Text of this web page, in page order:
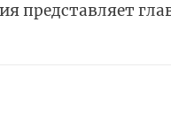
представляет